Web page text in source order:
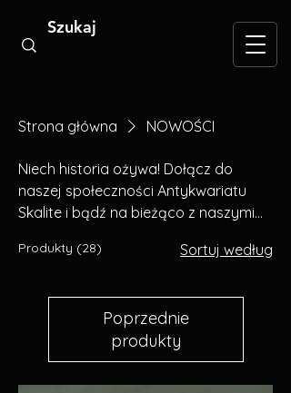
Strona główna NOWOŚCI
Niech historia ożywa! Dołącz do
naszej społeczności Antykwariatu
Skalite i bądź na bieżąco z naszymi
promocjami.
Produkty (28) Sortuj według
Poprzednie
produkty